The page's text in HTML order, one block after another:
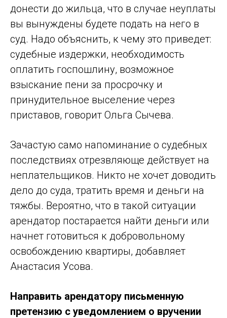
донести до жильца, что в случае неуплаты
вы вынуждены будете подать на него в
суд. Надо объяснить, к чему это приведет:
судебные издержки, необходимость
оплатить госпошлину, возможное
взыскание пени за просрочку и
принудительное выселение через
приставов, говорит Ольга Сычева.
Зачастую само напоминание о судебных
последствиях отрезвляюще действует на
неплательщиков. Никто не хочет доводить
дело до суда, тратить время и деньги на
тяжбы. Вероятно, что в такой ситуации
арендатор постарается найти деньги или
начнет готовиться к добровольному
освобождению квартиры, добавляет
Анастасия Усова.
Направить арендатору письменную
претензию с уведомлением о вручении